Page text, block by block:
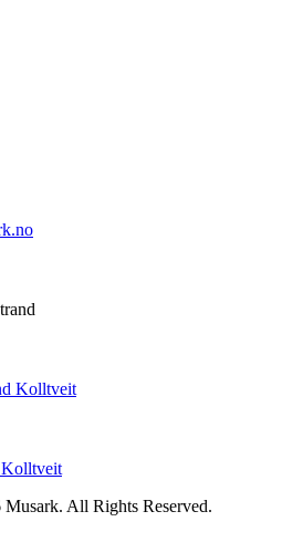
Kolltveit
Kolltveit
All Rights Reserved.